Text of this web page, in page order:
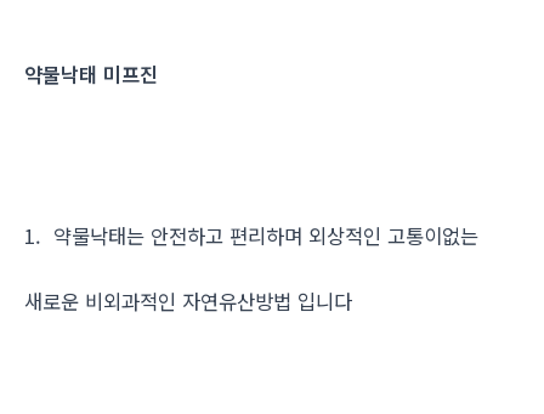
약물낙태 미프진
1. 약물낙태는 안전하고 편리하며 외상적인 고통이없는
새로운 비외과적인 자연유산방법 입니다